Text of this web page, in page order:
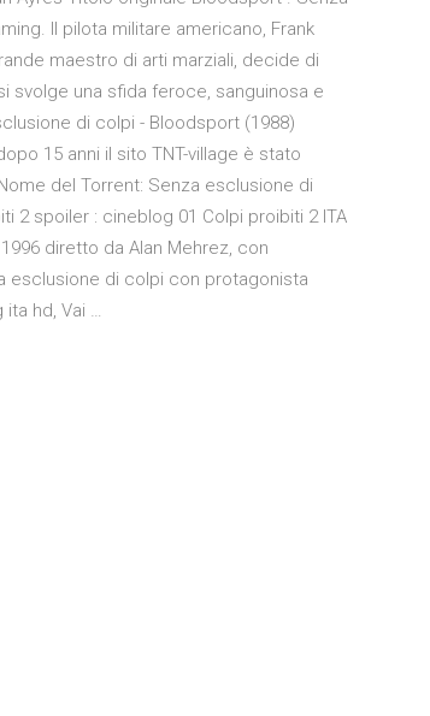
Il pilota militare americano, Frank
maestro di arti marziali, decide di
svolge una sfida feroce, sanguinosa e
di colpi - Bloodsport (1988)
15 anni il sito TNT-village è stato
del Torrent: Senza esclusione di
2 spoiler : cineblog 01 Colpi proibiti 2 ITA
diretto da Alan Mehrez, con
esclusione di colpi con protagonista
ita hd, Vai …